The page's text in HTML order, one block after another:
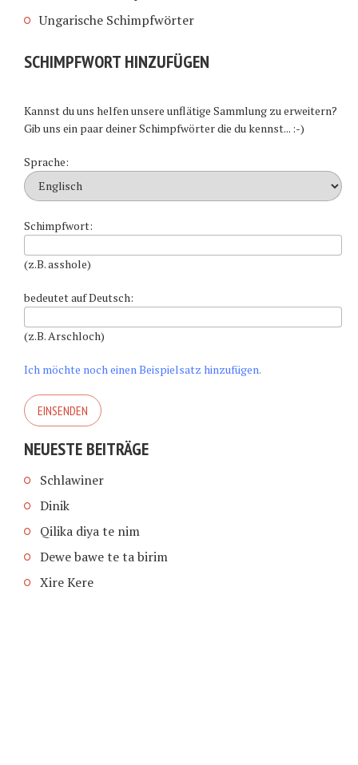
Ungarische Schimpfwörter
SCHIMPFWORT HINZUFÜGEN
Kannst du uns helfen unsere unflätige Sammlung zu erweitern?
Gib uns ein paar deiner Schimpfwörter die du kennst... :-)
Sprache:
Schimpfwort:
(z.B. asshole)
bedeutet auf Deutsch:
(z.B. Arschloch)
Ich möchte noch einen Beispielsatz hinzufügen.
NEUESTE BEITRÄGE
Schlawiner
Dinik
Qilika diya te nim
Dewe bawe te ta birim
Xire Kere